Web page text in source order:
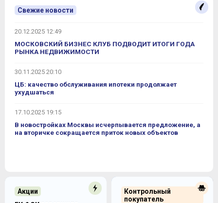
Свежие новости
20.12.2025 12:49
МОСКОВСКИЙ БИЗНЕС КЛУБ ПОДВОДИТ ИТОГИ ГОДА
РЫНКА НЕДВИЖИМОСТИ
30.11.2025 20:10
ЦБ: качество обслуживания ипотеки продолжает
ухудшаться
17.10.2025 19:15
В новостройках Москвы исчерпывается предложение, а
на вторичке сокращается приток новых объектов
Контрольный
покупатель
Акции